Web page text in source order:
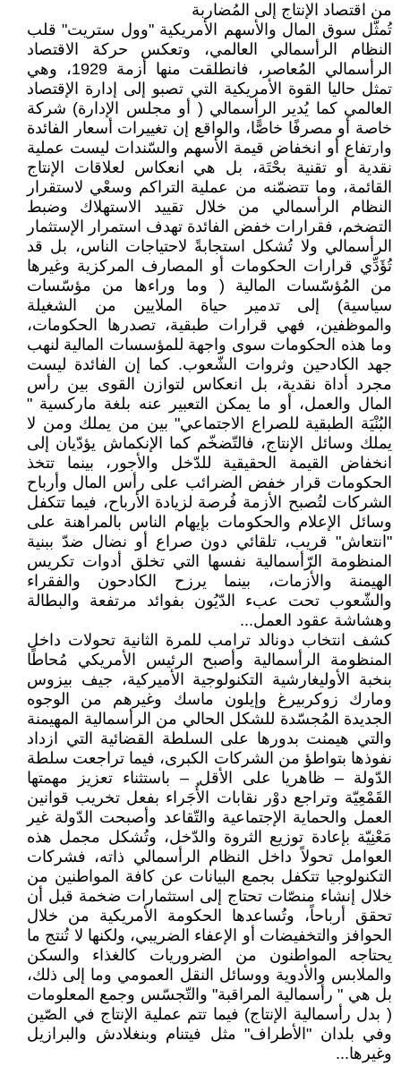
من اقتصاد الإنتاج إلى المُضاربة
تُمثّل سوق المال والأسهم الأمريكية "وول ستريت" قلب
النظام الرأسمالي العالمي، وتعكس حركة الاقتصاد
الرأسمالي المُعاصر، فانطلقت منها أزمة 1929، وهي
تمثل حاليا القوة الأمريكية التي تصبو إلى إدارة الإقتصاد
العالمي كما يُدير الرأسمالي ( أو مجلس الإدارة) شركة
خاصة أو مصرفًا خاصًّا، والواقع إن تغييرات أسعار الفائدة
وارتفاع أو انخفاض قيمة الأسهم والسّندات ليست عملية
نقدية أو تقنية بحْتَة، بل هي انعكاس لعلاقات الإنتاج
القائمة، وما تتضمّنه من عملية التراكم وسعْي لاستقرار
النظام الرأسمالي من خلال تقييد الاستهلاك وضبط
التضخم، فقرارات خفض الفائدة تهدف استمرار الإستثمار
الرأسمالي ولا تُشكل استجابةً لاحتياجات الناس، بل قد
تُؤَدِّي قرارات الحكومات أو المصارف المركزية وغيرها
من المُؤسّسات المالية ( وما وراءها من مؤسّسات
سياسية) إلى تدمير حياة الملايين من الشغيلة
والموظفين، فهي قرارات طبقية، تصدرها الحكومات،
وما هذه الحكومات سوى واجهة للمؤسسات المالية لنهب
جهد الكادحين وثروات الشّعوب. كما إن الفائدة ليست
مجرد أداة نقدية، بل انعكاس لتوازن القوى بين رأس
المال والعمل، أو ما يمكن التعبير عنه بلغة ماركسية "
البُنْيَة الطبقية للصراع الاجتماعي" بين من يملك ومن لا
يملك وسائل الإنتاج، فالتّضخّم كما الإنكماش يؤدّيان إلى
انخفاض القيمة الحقيقية للدّخل والأجور، بينما تتخذ
الحكومات قرار خفض الضرائب على رأس المال وأرباح
الشركات لتُصبح الأزمة فُرصة لزيادة الأرباح، فيما تتكفل
وسائل الإعلام والحكومات بإيهام الناس بالمراهنة على
"انتعاش" قريب، تلقائي دون صراع أو نضال ضدّ ببنية
المنظومة الرّأسمالية نفسها التي تخلق أدوات تكريس
الهيمنة والأزمات، بينما يرزح الكادحون والفقراء
والشّعوب تحت عبء الدّيُون بفوائد مرتفعة والبطالة
وهشاشة عقود العمل...
كشف انتخاب دونالد ترامب للمرة الثانية تحولات داخل
المنظومة الرأسمالية وأصبح الرئيس الأمريكي مُحاطًا
بنخبة الأوليغارشية التكنولوجية الأميركية، جيف بيزوس
ومارك زوكربيرغ وإيلون ماسك وغيرهم من الوجوه
الجديدة المُجسّدة للشكل الحالي من الرأسمالية المهيمنة
والتي هيمنت بدورها على السلطة القضائية التي ازداد
نفوذها بتواطؤ من الشركات الكبرى، فيما تراجعت سلطة
الدّولة – ظاهريا على الأقل – باستثناء تعزيز مهمتها
القَمْعِيّة وتراجع دوْر نقابات الأُجَراء بفعل تخريب قوانين
العمل والحماية الإجتماعية والتّقاعد وأصبحت الدّولة غير
مَعْنِيّة بإعادة توزيع الثروة والدّخل، وتُشكل مجمل هذه
العوامل تحولاً داخل النظام الرأسمالي ذاته، فشركات
التكنولوجيا تتكفل بجمع البيانات عن كافة المواطنين من
خلال إنشاء منصّات تحتاج إلى استثمارات ضخمة قبل أن
تحقق أرباحاً، وتُساعدها الحكومة الأمريكية من خلال
الحوافز والتخفيضات أو الإعفاء الضريبي، ولكنها لا تُنتج ما
يحتاجه المواطنون من الضروريات كالغذاء والسكن
والملابس والأدوية ووسائل النقل العمومي وما إلى ذلك،
بل هي " رأسمالية المراقبة" والتّجسّس وجمع المعلومات
( بدل رأسمالية الإنتاج) فيما تتم عملية الإنتاج في الصّين
وفي بلدان "الأطراف" مثل فيتنام وبنغلادش والبرازيل
وغيرها...